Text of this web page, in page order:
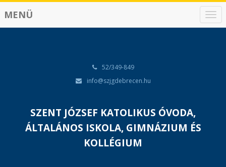
N
a
MENÜ
52/349-849
info@szjgdebrecen.hu
SZENT JÓZSEF KATOLIKUS ÓVODA,
ÁLTALÁNOS ISKOLA, GIMNÁZIUM ÉS
KOLLÉGIUM